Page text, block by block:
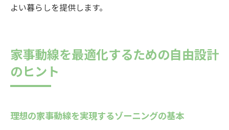
よい暮らしを提供します。
家事動線を最適化するための自由設計
のヒント
理想の家事動線を実現するゾーニングの基本